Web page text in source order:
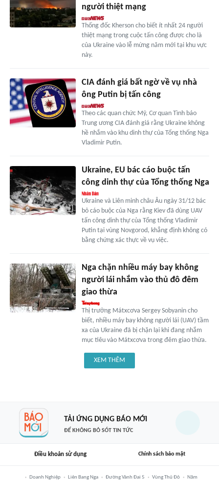
người thiệt mạng
Thống đốc Kherson cho biết ít nhất 24 người
thiệt mạng trong cuộc tấn công được cho là
của Ukraine vào lễ mừng năm mới tại khu vực
này.
CIA đánh giá bất ngờ về vụ nhà
ông Putin bị tấn công
Theo các quan chức Mỹ, Cơ quan Tình báo
Trung ương CIA đánh giá rằng Ukraine không
hề nhắm vào khu dinh thự của Tổng thống Nga
Vladimir Putin.
Ukraine, EU bác cáo buộc tấn
công dinh thự của Tổng thống Nga
Ukraine và Liên minh châu Âu ngày 31/12 bác
bỏ cáo buộc của Nga rằng Kiev đã dùng UAV
tấn công dinh thự của Tổng thống Vladimir
Putin tại vùng Novgorod, khẳng định không có
bằng chứng xác thực về vụ việc.
Nga chặn nhiều máy bay không
người lái nhắm vào thủ đô đêm
giao thừa
Thị trưởng Mátxcơva Sergey Sobyanin cho
biết, nhiều máy bay không người lái (UAV) tầm
xa của Ukraine đã bị chặn lại khi đang nhắm
mục tiêu vào Mátxcơva trong đêm giao thừa.
XEM THÊM
TẢI ỨNG DỤNG BÁO MỚI
ĐỂ KHÔNG BỎ SÓT TIN TỨC
Điều khoản sử dụng Chính sách bảo mật
Doanh Nghiệp Liên Bang Nga Đường Vành Đai 5 Vùng Thủ Đô Năm